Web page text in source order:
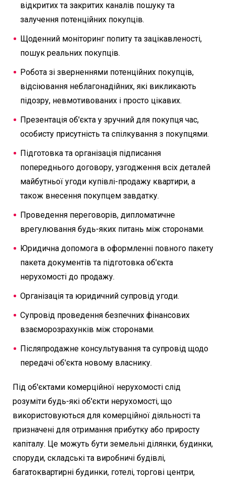
відкритих та закритих каналів пошуку та
залучення потенційних покупців.
Щоденний моніторинг попиту та зацікавленості,
пошук реальних покупців.
Робота зі зверненнями потенційних покупців,
відсіювання неблагонадійних, які викликають
підозру, невмотивованих і просто цікавих.
Презентація об'єкта у зручний для покупця час,
особисту присутність та спілкування з покупцями.
Підготовка та організація підписання
попереднього договору, узгодження всіх деталей
майбутньої угоди купівлі-продажу квартири, а
також внесення покупцем завдатку.
Проведення переговорів, дипломатичне
врегулювання будь-яких питань між сторонами.
Юридична допомога в оформленні повного пакету
пакета документів та підготовка об'єкта
нерухомості до продажу.
Організація та юридичний супровід угоди.
Супровід проведення безпечних фінансових
взаєморозрахунків між сторонами.
Післяпродажне консультування та супровід щодо
передачі об'єкта новому власнику.
Під об'єктами комерційної нерухомості слід
розуміти будь-які об'єкти нерухомості, що
використовуються для комерційної діяльності та
призначені для отримання прибутку або приросту
капіталу. Це можуть бути земельні ділянки, будинки,
споруди, складські та виробничі будівлі,
багатоквартирні будинки, готелі, торгові центри,